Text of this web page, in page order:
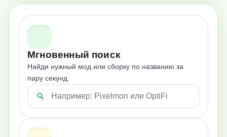
Мгновенный поиск
Найди нужный мод или сборку по названию за
пару секунд.